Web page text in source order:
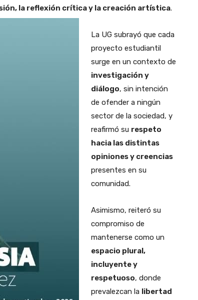
la reflexión crítica y la creación artística.
La UG subrayó que cada
proyecto estudiantil
surge en un contexto de
investigación y
diálogo, sin intención
de ofender a ningún
sector de la sociedad, y
reafirmó su respeto
hacia las distintas
opiniones y creencias
presentes en su
comunidad.
Asimismo, reiteró su
compromiso de
mantenerse como un
espacio plural,
incluyente y
respetuoso, donde
prevalezcan la libertad